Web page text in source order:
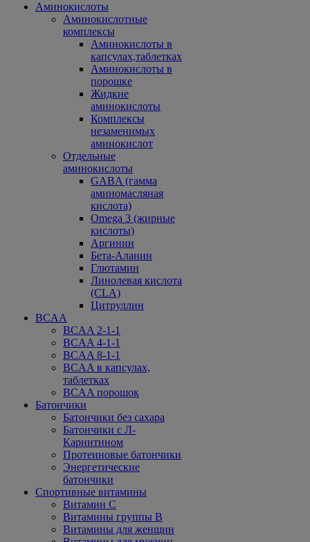
Аминокислоты
Аминокислотные
комплексы
Аминокислоты в
капсулах,таблетках
Аминокислоты в
порошке
Жидкие
аминокислоты
Комплексы
незаменимых
аминокислот
Отдельные
аминокислоты
GABA (гамма
аминомасляная
кислота)
Omega 3 (жирные
кислоты)
Аргинин
Бета-Аланин
Глютамин
Линолевая кислота
(CLA)
Цитруллин
BCAA
BCAA 2-1-1
BCAA 4-1-1
BCAA 8-1-1
BCAA в капсулах,
таблетках
BCAA порошок
Батончики
Батончики без сахара
Батончики с Л-
Карнитином
Протеиновые батончики
Энергетические
батончики
Спортивные витамины
Витамин С
Витамины группы В
Витамины для женщин